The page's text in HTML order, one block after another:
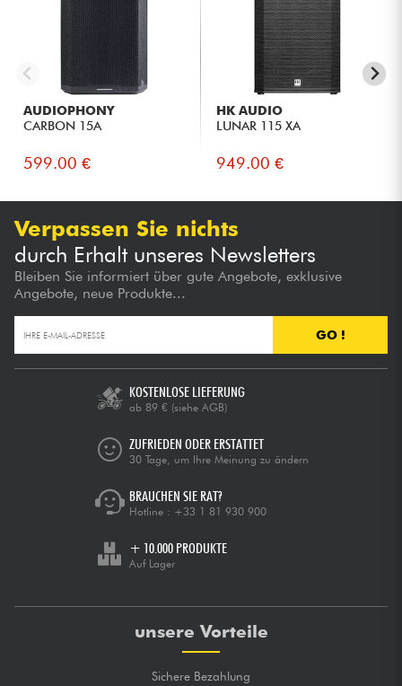
AUDIOPHONY
CARBON 15A
599.00 €
HK AUDIO
LUNAR 115 XA
949.00 €
Verpassen Sie nichts
durch Erhalt unseres Newsletters
Bleiben Sie informiert über gute Angebote, exklusive
Angebote, neue Produkte...
GO !
KOSTENLOSE LIEFERUNG
ab 89 € (siehe AGB)
ZUFRIEDEN ODER ERSTATTET
30 Tage, um Ihre Meinung zu ändern
BRAUCHEN SIE RAT?
Hotline : +33 1 81 930 900
+ 10.000 PRODUKTE
Auf Lager
unsere Vorteile
Sichere Bezahlung